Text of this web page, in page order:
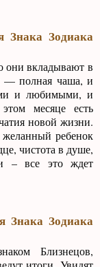
Знака Зодиака
они вкладывают в
— полная чаша, и
и любимыми, и
месяце есть
новой жизни.
ребенок
чистота в душе,
– все это ждет
Знака Зодиака
Близнецов,